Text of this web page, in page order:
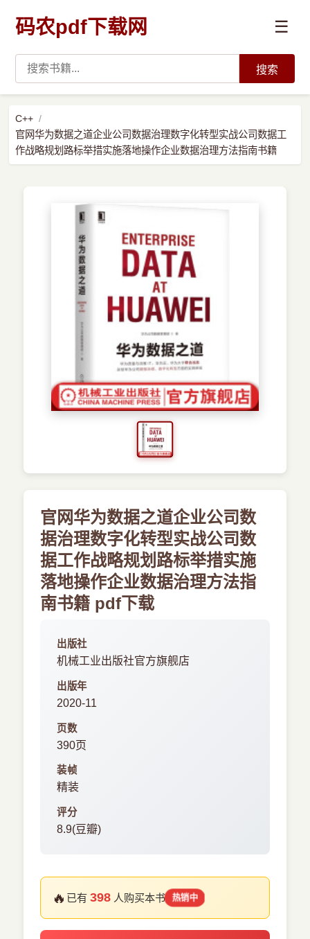
码农pdf下载网 ☰
数据科学与人工智能
预订书籍
搜索
C++
官网华为数据之道企业公司数据治理数字化转型实战公司数据工
作战略规划路标举措实施落地操作企业数据治理方法指南书籍
官网华为数据之道企业公司数
据治理数字化转型实战公司数
据工作战略规划路标举措实施
落地操作企业数据治理方法指
南书籍 pdf下载
出版社
机械工业出版社官方旗舰店
出版年
2020-11
页数
390页
装帧
精装
评分
8.9(豆瓣)
🔥 已有398 人购买本书 热销中